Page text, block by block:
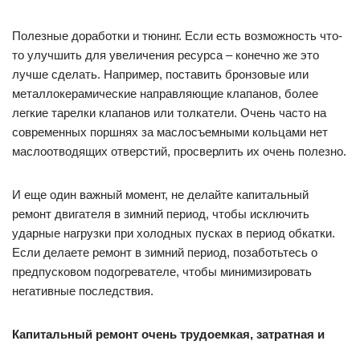
Полезные доработки и тюнинг. Если есть возможность что-
то улучшить для увеличения ресурса – конечно же это
лучше сделать. Например, поставить бронзовые или
металлокерамические направляющие клапанов, более
легкие тарелки клапанов или толкатели. Очень часто на
современных поршнях за маслосъемными кольцами нет
маслоотводящих отверстий, просверлить их очень полезно.
И еще один важный момент, не делайте капитальный
ремонт двигателя в зимний период, чтобы исключить
ударные нагрузки при холодных пусках в период обкатки.
Если делаете ремонт в зимний период, позаботьтесь о
предпусковом подогревателе, чтобы минимизировать
негативные последствия.
Капитальный ремонт очень трудоемкая, затратная и